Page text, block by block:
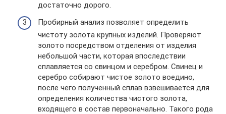
достаточно дорого.
Пробирный анализ позволяет определить
чистоту золота крупных изделий. Проверяют
золото посредством отделения от изделия
небольшой части, которая впоследствии
сплавляется со свинцом и серебром. Свинец и
серебро собирают чистое золото воедино,
после чего полученный сплав взвешивается для
определения количества чистого золота,
входящего в состав первоначально. Такого рода